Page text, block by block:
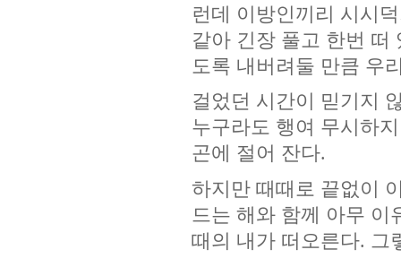
런데 이방인끼리 시시
같아 긴장 풀고 한번 떠
도록 내버려둘 만큼 우
걸었던 시간이 믿기지
누구라도 행여 무시하
곤에 절어 잔다.
하지만 때때로 끝없이
드는 해와 함께 아무
때의 내가 떠오른다. 그